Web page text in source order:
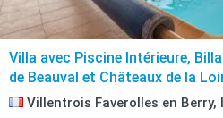
Villa avec Piscine Intérieure,
de Beauval et Châteaux de la
Villentrois Faverolles en Berry,